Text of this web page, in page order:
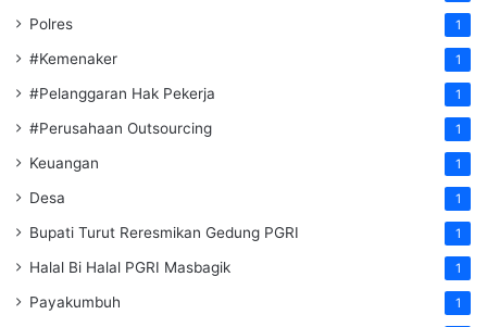
Polres 1
#Kemenaker 1
#Pelanggaran Hak Pekerja 1
#Perusahaan Outsourcing 1
Keuangan 1
Desa 1
Bupati Turut Reresmikan Gedung PGRI 1
Halal Bi Halal PGRI Masbagik 1
Payakumbuh 1